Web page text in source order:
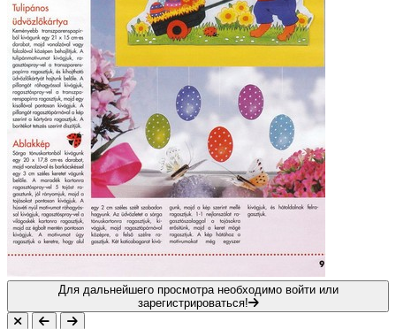
Для дальнейшего просмотра необходимо войти или
зарегистрироваться!